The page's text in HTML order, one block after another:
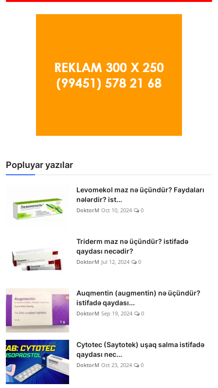
Popluyar yazılar
Levomekol maz nə üçündür? Faydaları
nələrdir? ist...
DoktorM Oct 10, 2024 0
Triderm maz nə üçündür? istifadə
qaydası necədir?
DoktorM Jul 12, 2024 0
Auqmentin (augmentin) nə üçündür?
istifadə qaydası...
DoktorM Sep 19, 2024 0
Cytotec (Saytotek) uşaq salma istifadə
qaydası nec...
DoktorM Oct 23, 2024 0